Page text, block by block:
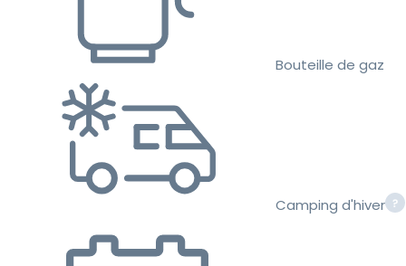
Bouteille de gaz
Camping d'hiver